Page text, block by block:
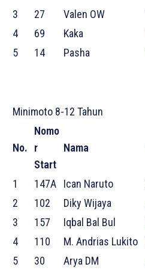
3
27 Valen OW
4
69 Kaka
5
14 Pasha
Minimoto 8-12 Tahun
No.
Nomo
r
Start
Nama
1 147A Ican Naruto
2
102 Diky Wijaya
3
157 Iqbal Bal Bul
4
110 M. Andrias Lukito
5
30 Arya DM